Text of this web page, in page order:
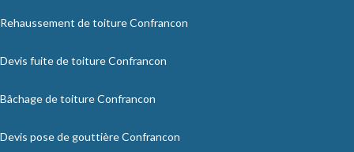
Rehaussement de toiture Confrancon
Devis fuite de toiture Confrancon
Bâchage de toiture Confrancon
Devis pose de gouttière Confrancon